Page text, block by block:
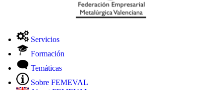
Servicios
Formación
Temáticas
Sobre FEMEVAL